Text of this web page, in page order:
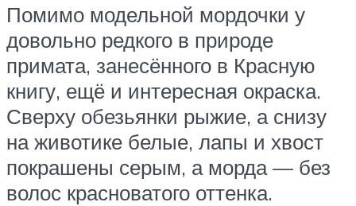
Помимо модельной мордочки у
довольно редкого в природе
примата, занесённого в Красную
книгу, ещё и интересная окраска.
Сверху обезьянки рыжие, а снизу
на животике белые, лапы и хвост
покрашены серым, а морда — без
волос красноватого оттенка.